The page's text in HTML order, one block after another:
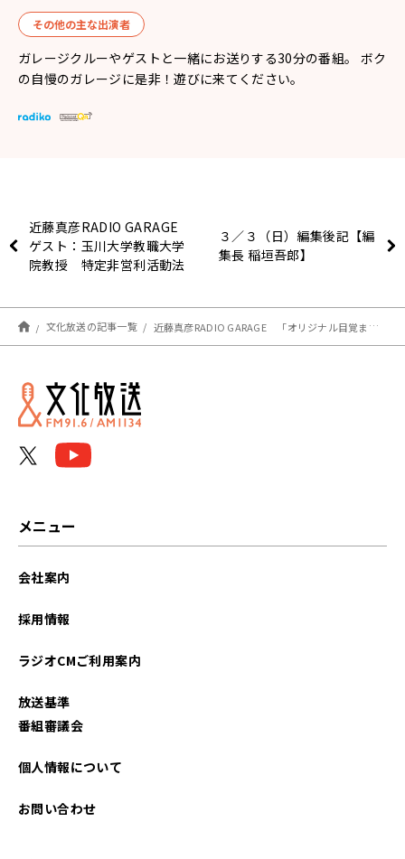
その他の主な出演者
ガレージクルーやゲストと一緒にお送りする30分の番組。 ボク
の自慢のガレージに是非！遊びに来てください。
近藤真彦RADIO GARAGE
ゲスト：玉川大学教職大学
院教授 特定非営利活動法
３／３（日）編集後記【編
集長 稲垣吾郎】
文化放送の記事一覧 近藤真彦RADIO GARAGE 「オリジナル目覚まし時計」再販のお知らせ
メニュー
会社案内
採用情報
ラジオCMご利用案内
放送基準
番組審議会
個人情報について
お問い合わせ